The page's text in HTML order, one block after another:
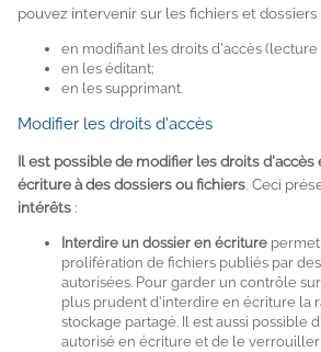
pouvez intervenir sur les fichiers et dossiers
en modifiant les droits d'accès (lecture
en les éditant;
en les supprimant.
Modifier les droits d'accès
Il est possible de modifier les droits
écriture à des dossiers ou fichiers . Ceci
intérêts :
Interdire un dossier en écriture
prolifération de fichiers publiés par
autorisées. Pour garder un contrôle
plus prudent d'interdire en écriture la
stockage partagé. Il est aussi possible
autorisé en écriture et de le